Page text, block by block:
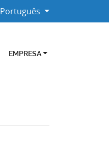
Português
EMPRESA